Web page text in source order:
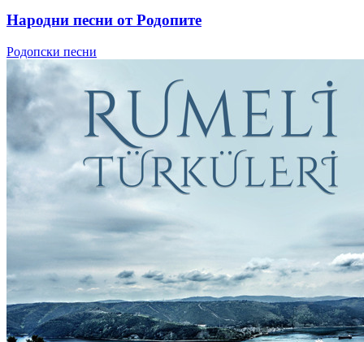
Народни песни от Родопите
Родопски песни